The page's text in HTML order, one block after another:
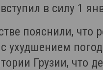
в силу 1
пояснили, что
ухудшением
Грузии, что